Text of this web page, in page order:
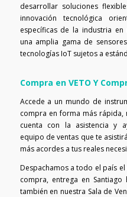
desarrollar soluciones
innovación tecnológica
específicas de la industria
una amplia gama de
tecnologías IoT sujetos a
Compra en VETO Y
Accede a un mundo de
compra en forma más rápida,
cuenta con la asistencia y
equipo de ventas que te
más acordes a tus reales
Despachamos a todo el país
compra, entrega en
también en nuestra Sala de